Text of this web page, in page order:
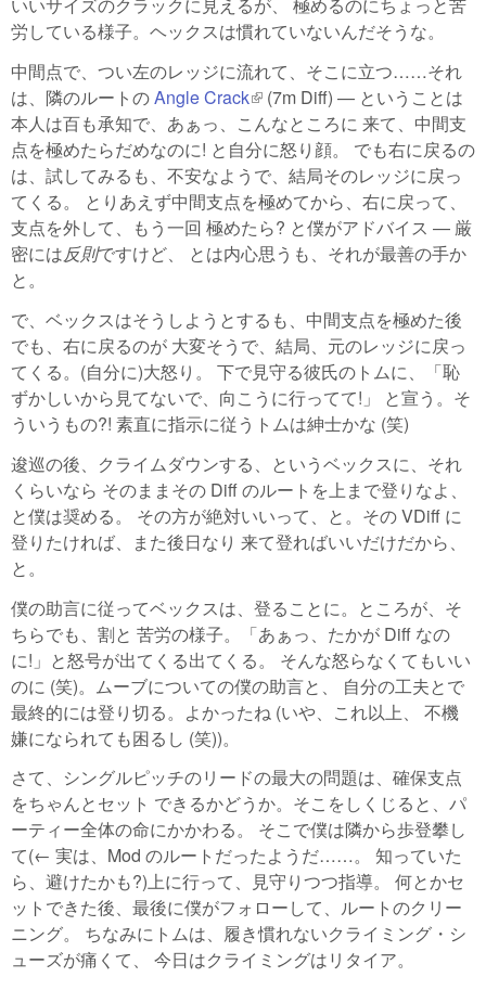
いいサイズのクラックに見えるが、 極めるのにちょっと苦
労している様子。ヘックスは慣れていないんだそうな。
中間点で、つい左のレッジに流れて、そこに立つ……それ
は、隣のルートのAngle Crack(link is external)
(7m Diff) — ということは
本人は百も承知で、あぁっ、こんなところに 来て、中間支
点を極めたらだめなのに! と自分に怒り顔。 でも右に戻るの
は、試してみるも、不安なようで、結局そのレッジに戻っ
てくる。 とりあえず中間支点を極めてから、右に戻って、
支点を外して、もう一回 極めたら? と僕がアドバイス — 厳
密には反則ですけど、 とは内心思うも、それが最善の手か
と。
で、ベックスはそうしようとするも、中間支点を極めた後
でも、右に戻るのが 大変そうで、結局、元のレッジに戻っ
てくる。(自分に)大怒り。 下で見守る彼氏のトムに、「恥
ずかしいから見てないで、向こうに行ってて!」 と宣う。そ
ういうもの?! 素直に指示に従うトムは紳士かな (笑)
逡巡の後、クライムダウンする、というベックスに、それ
くらいなら そのままその Diff のルートを上まで登りなよ、
と僕は奨める。 その方が絶対いいって、と。その VDiff に
登りたければ、また後日なり 来て登ればいいだけだから、
と。
僕の助言に従ってベックスは、登ることに。ところが、そ
ちらでも、割と 苦労の様子。「あぁっ、たかが Diff なの
に!」と怒号が出てくる出てくる。 そんな怒らなくてもいい
のに (笑)。ムーブについての僕の助言と、 自分の工夫とで
最終的には登り切る。よかったね (いや、これ以上、 不機
嫌になられても困るし (笑))。
さて、シングルピッチのリードの最大の問題は、確保支点
をちゃんとセット できるかどうか。そこをしくじると、パ
ーティー全体の命にかかわる。 そこで僕は隣から歩登攀し
て(← 実は、Mod のルートだったようだ……。 知っていた
ら、避けたかも?)上に行って、見守りつつ指導。 何とかセ
ットできた後、最後に僕がフォローして、ルートのクリー
ニング。 ちなみにトムは、履き慣れないクライミング・シ
ューズが痛くて、 今日はクライミングはリタイア。